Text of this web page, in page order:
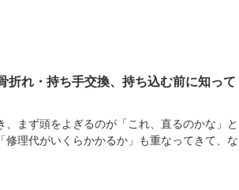
折れ・持ち手交換、持ち込む前に知って
まず頭をよぎるのが「これ、直るのかな」と
修理代がいくらかかるか」も重なってきて、な